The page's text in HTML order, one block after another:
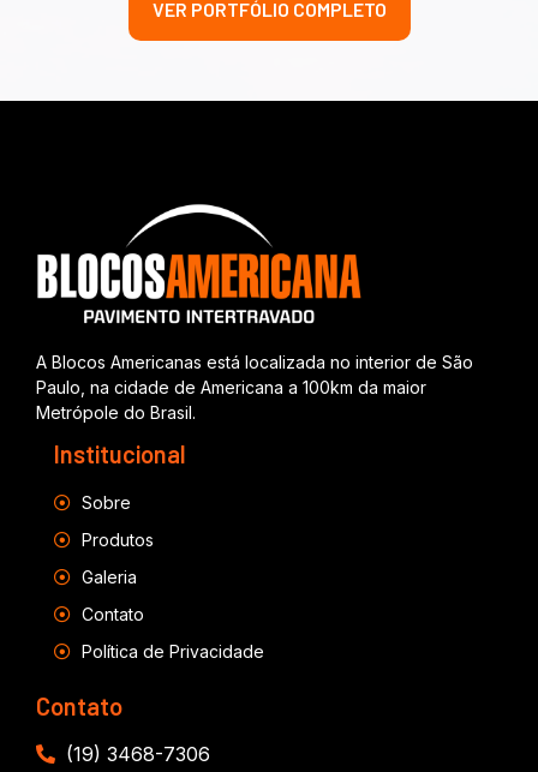
VER PORTFÓLIO COMPLETO
A Blocos Americanas está localizada no interior de São
Paulo, na cidade de Americana a 100km da maior
Metrópole do Brasil.
Institucional
Sobre
Produtos
Galeria
Contato
Política de Privacidade
Contato
(19) 3468-7306